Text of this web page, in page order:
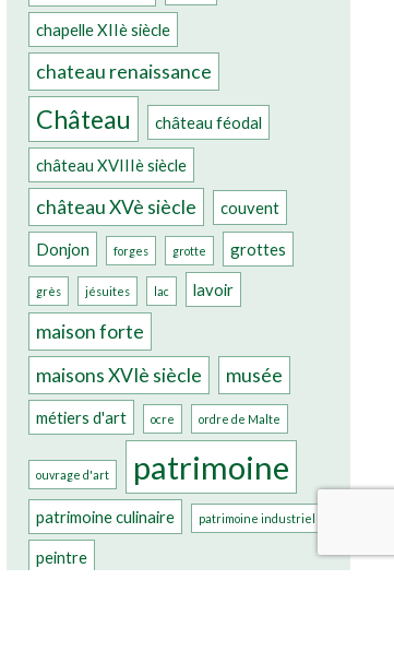
chapelle XIIè siècle
chateau renaissance
Château château féodal
château XVIIIè siècle
château XVè siècle couvent
Donjon forges grotte grottes
grès jésuites lac lavoir
maison forte
maisons XVIè siècle
musée
métiers d'art ocre ordre de Malte
ouvrage d'art patrimoine
patrimoine culinaire patrimoine industriel
peintre